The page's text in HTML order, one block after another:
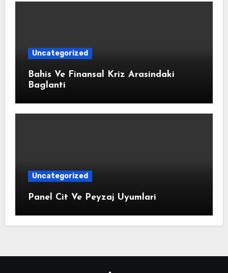
Uncategorized
Bahis Ve Finansal Kriz Arasindaki
Baglanti
Uncategorized
Panel Cit Ve Peyzaj Uyumlari